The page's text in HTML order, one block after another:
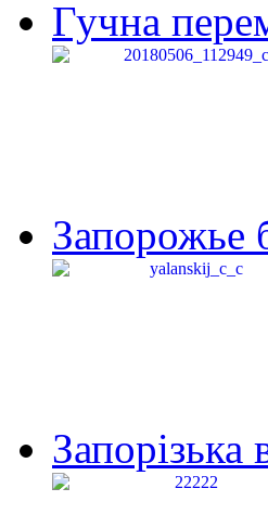
Гучна
Запорожье